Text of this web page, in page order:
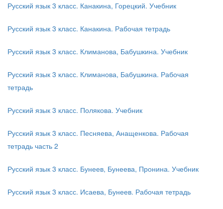
Русский язык 3 класс. Канакина, Горецкий. Учебник
Русский язык 3 класс. Канакина. Рабочая тетрадь
Русский язык 3 класс. Климанова, Бабушкина. Учебник
Русский язык 3 класс. Климанова, Бабушкина. Рабочая
тетрадь
Русский язык 3 класс. Полякова. Учебник
Русский язык 3 класс. Песняева, Анащенкова. Рабочая
тетрадь часть 2
Русский язык 3 класс. Бунеев, Бунеева, Пронина. Учебник
Русский язык 3 класс. Исаева, Бунеев. Рабочая тетрадь